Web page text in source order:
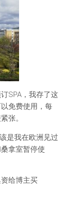
SPA，我存了这
免费使用，每
张。
是我在欧洲见过
拿室暂停使
给博主买